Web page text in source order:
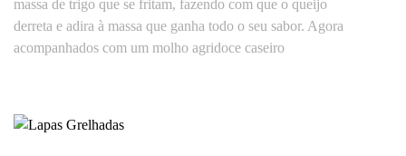
massa de trigo que se fritam, fazendo com que o queijo
derreta e adira à massa que ganha todo o seu sabor. Agora
acompanhados com um molho agridoce caseiro